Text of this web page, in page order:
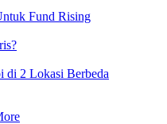
Fund Rising
di 2 Lokasi Berbeda